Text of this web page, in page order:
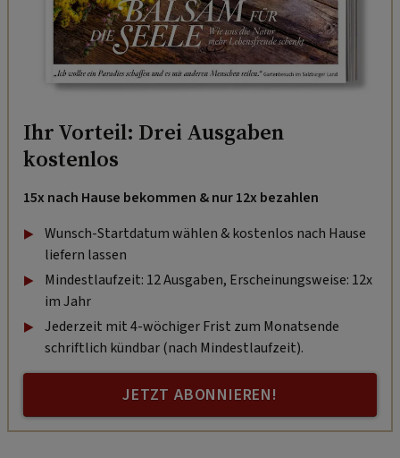
Ihr Vorteil: Drei Ausgaben
kostenlos
15x nach Hause bekommen & nur 12x bezahlen
Wunsch-Startdatum wählen & kostenlos nach Hause
liefern lassen
Mindestlaufzeit: 12 Ausgaben, Erscheinungsweise: 12x
im Jahr
Jederzeit mit 4-wöchiger Frist zum Monatsende
schriftlich kündbar (nach Mindestlaufzeit).
JETZT ABONNIEREN!